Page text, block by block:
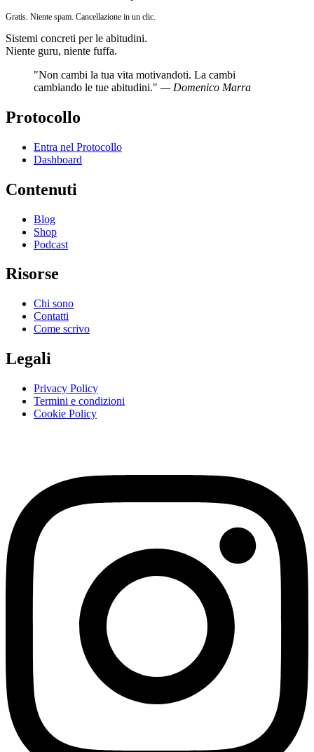
Gratis. Niente spam. Cancellazione in un clic.
Sistemi concreti per le abitudini.
Niente guru, niente fuffa.
"Non cambi la tua vita motivandoti. La cambi
cambiando le tue abitudini." — Domenico Marra
Protocollo
Entra nel Protocollo
Dashboard
Contenuti
Blog
Shop
Podcast
Risorse
Chi sono
Contatti
Come scrivo
Legali
Privacy Policy
Termini e condizioni
Cookie Policy